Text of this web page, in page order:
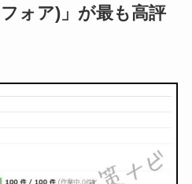
ォア)」が最も高評